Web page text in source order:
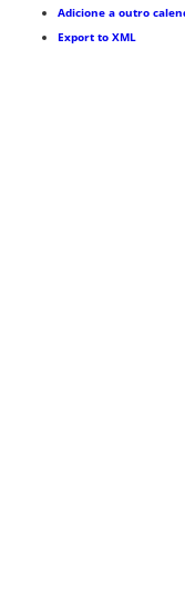
Adicione a outro
Export to XML